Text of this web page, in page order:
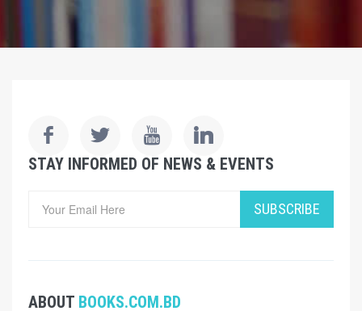
STAY INFORMED OF NEWS & EVENTS
SUBSCRIBE
ABOUT BOOKS.COM.BD